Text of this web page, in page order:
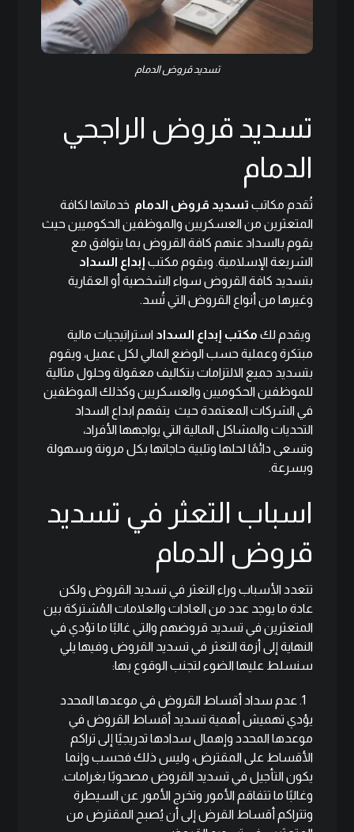
تسديد قروض الدمام
تسديد قروض الراجحي
الدمام
تُقدم مكاتب تسديد قروض الدمام خدماتها لكافة
المتعثرين من العسكريين والموظفين الحكوميين حيث
يقوم بالسداد عنهم كافة القروض بما يتوافق مع
الشريعة الإسلامية. ويقوم مكتب إبداع السداد
بتسديد كافة القروض سواء الشخصية أو العقارية
وغيرها من أنواع القروض التي تُسد.
ويقدم لك مكتب إبداع السداد استراتيجيات مالية
مبتكرة وعملية حسب الوضع المالي لكل عميل، ويقوم
بتسديد جميع الالتزامات بتكاليف معقولة وحلول مثالية
للموظفين الحكوميين والعسكريين وكذلك الموظفين
في الشركات المعتمدة حيث يتفهم ابداع السداد
التحديات والمشاكل المالية التي يواجهها الأفراد،
وتسعى دائمًا لحلها وتلبية حاجاتها بكل مرونة وسهولة
وبسرعة.
اسباب التعثر في تسديد
قروض الدمام
تتعدد الأسباب وراء التعثر في تسديد القروض ولكن
عادة ما يوجد عدد من العادات والعلامات المُشتركة بين
المتعثرين في تسديد قروضهم والتي غالبًا ما تؤدي في
النهاية إلى أزمة التعثر في تسديد القروض وفيها يلي
سنسلط عليها الضوء لتجنب الوقوع بها:
عدم سداد أقساط القروض في موعدها المحدد
يؤدي تهميش أهمية تسديد أقساط القروض في
موعدها المحدد وإهمال سدادها تدريجيًا إلى تراكم
الأقساط على المقترض، وليس ذلك فحسب وإنما
يكون التأجيل في تسديد القروض مصحوبًا بغرامات.
وغالبًا ما تتفاقم الأمور وتخرج الأمور عن السيطرة
وتتراكم أقساط القرض إلى أن يُصبح المقترض من